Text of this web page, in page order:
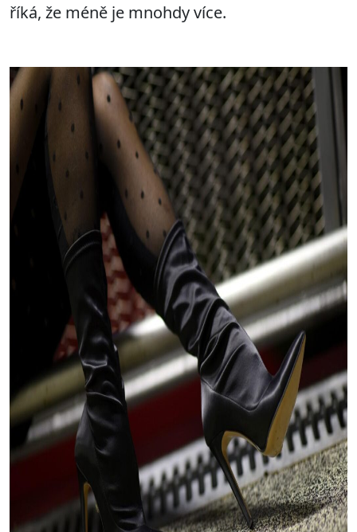
říká, že méně je mnohdy více.